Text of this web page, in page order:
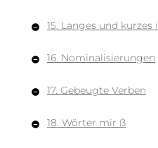
15. Langes und kurzes i
16. Nominalisierungen
17. Gebeugte Verben
18. Wörter mir ß